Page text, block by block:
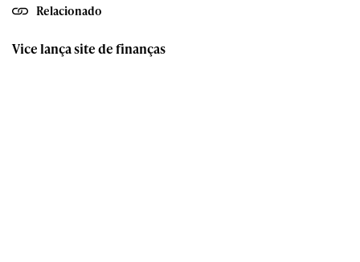
Relacionado
Vice lança site de finanças